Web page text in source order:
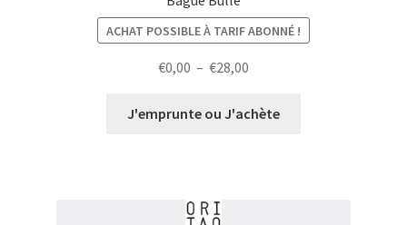
ACHAT POSSIBLE À TARIF ABONNÉ !
€0,00 – €28,00
prix :
J'emprunte ou J'achète